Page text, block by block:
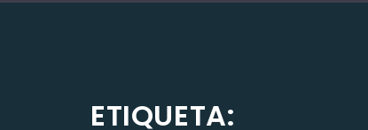
ETIQUETA: